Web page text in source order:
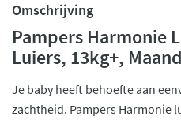
Omschrijving
Pampers Harmonie
Luiers, 13kg+,
Je baby heeft behoefte aan
zachtheid. Pampers Harmonie